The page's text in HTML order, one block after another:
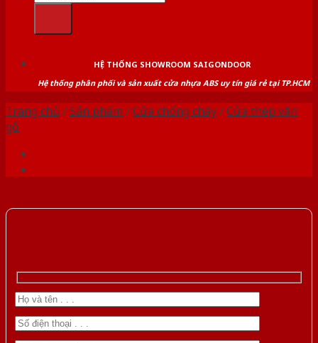
kiếm:
HỆ THỐNG SHOWROOM SAIGONDOOR
Hệ thống phân phối và sản xuất cửa nhựa ABS uy tín giá rẻ tại TP.HCM
Trang chủ /Sản phẩm /Cửa chống cháy/Cửa thép vân
gỗ